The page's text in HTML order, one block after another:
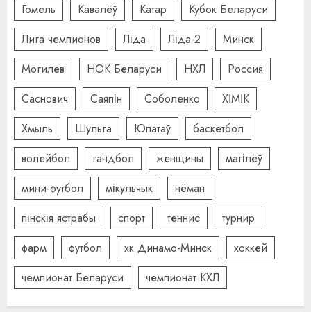
Гомель
Кавалёў Катар
Кубок Беларуси
Лига чемпионов
Ліда Ліда-2
Минск
Могилев
НОК Беларуси НХЛ
Россия
Саснович
Саяпін Соболенко
ХІМІК
Хмыль
Шульга Юпатаў
баскетбол
волейбол
гандбол женщины
магілёў
мини-футбол
мікульчык
нёман
пінскія ястрабы
спорт теннис
турнир
фарм
футбол хк Динамо-Минск
хоккей
чемпионат Беларуси
чемпионат КХЛ